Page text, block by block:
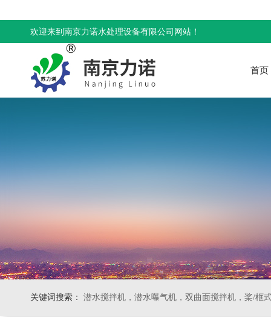
欢迎来到南京力诺水处理设备有限公司网站！
首页
关键词搜索： 潜水搅拌机，潜水曝气机，双曲面搅拌机，桨/框式搅拌